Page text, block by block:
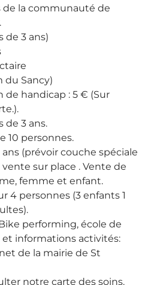
la communauté de
de 3 ans)
du Sancy)
de handicap : 5 € (Sur
de 3 ans.
10 personnes.
(prévoir couche spéciale
sur place . Vente de
femme et enfant.
4 personnes (3 enfants 1
performing, école de
informations activités:
de la mairie de St
notre carte des soins.